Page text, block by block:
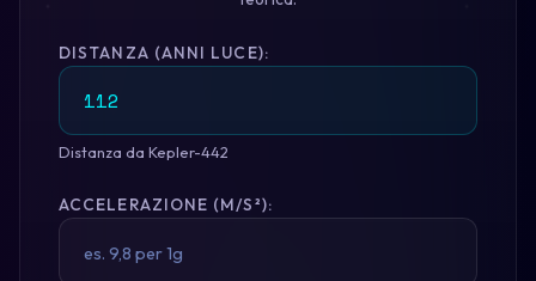
DISTANZA (ANNI LUCE):
Distanza da Kepler-442
ACCELERAZIONE (M/S²):